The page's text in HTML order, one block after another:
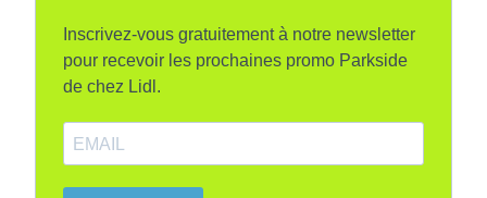
Inscrivez-vous gratuitement à notre newsletter
pour recevoir les prochaines promo Parkside
de chez Lidl.